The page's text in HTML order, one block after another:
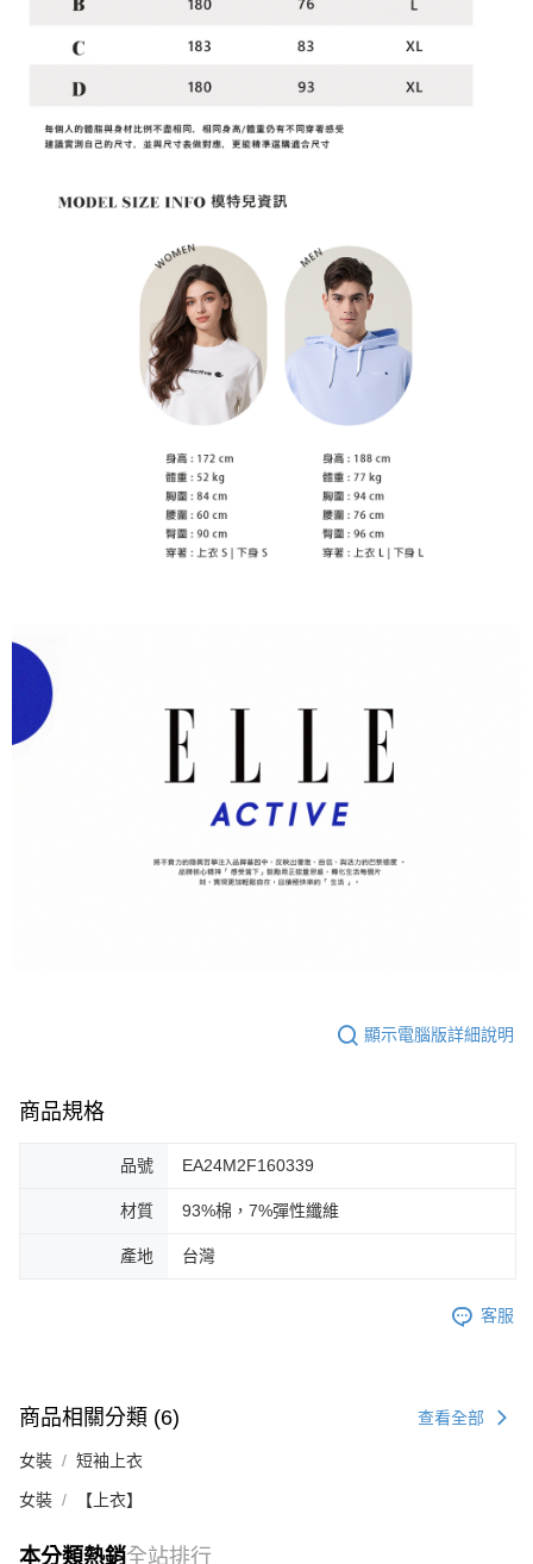
顯示電腦版詳細說明
商品規格
品號 EA24M2F160339
材質 93%棉，7%彈性纖維
產地 台灣
客服
商品相關分類 (6) 查看全部
女裝 短袖上衣
女裝 【上衣】
本分類熱銷全站排行